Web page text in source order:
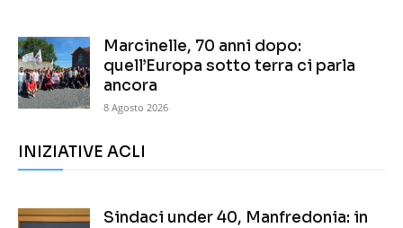
Marcinelle, 70 anni dopo:
quell’Europa sotto terra ci parla
ancora
8 Agosto 2026
INIZIATIVE ACLI
Sindaci under 40, Manfredonia: in